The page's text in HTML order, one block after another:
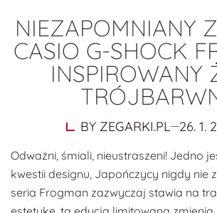
NIEZAPOMNIANY
CASIO G-SHOCK
INSPIROWANY
BY ZEGARKI.PL 26. 1.
Odważni, śmiali, nieustraszeni! Jedno
kwestii designu, Japończycy nigdy nie
seria Frogman zazwyczaj stawia na